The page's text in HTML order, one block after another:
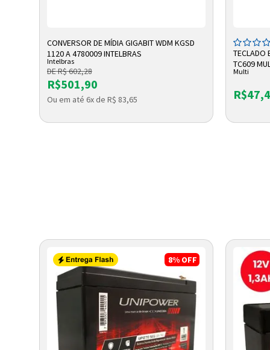
ADICIONAR A SACOLA
CONVERSOR DE MÍDIA GIGABIT WDM KGSD
1120 A 4780009 INTELBRAS
Intelbras
DE R$ 602,28
R$501,90
Ou em até 6x de R$ 83,65
TECLADO
TC609
Multi
8% OFF